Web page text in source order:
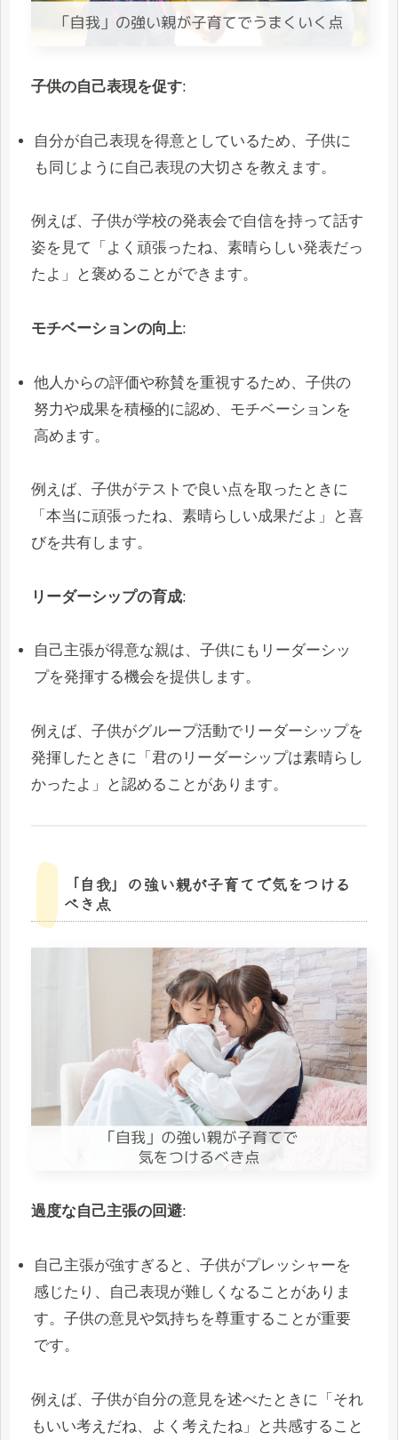
子供の自己表現を促す:
自分が自己表現を得意としているため、子供に
も同じように自己表現の大切さを教えます。
例えば、子供が学校の発表会で自信を持って話す
姿を見て「よく頑張ったね、素晴らしい発表だっ
たよ」と褒めることができます。
モチベーションの向上:
他人からの評価や称賛を重視するため、子供の
努力や成果を積極的に認め、モチベーションを
高めます。
例えば、子供がテストで良い点を取ったときに
「本当に頑張ったね、素晴らしい成果だよ」と喜
びを共有します。
リーダーシップの育成:
自己主張が得意な親は、子供にもリーダーシッ
プを発揮する機会を提供します。
例えば、子供がグループ活動でリーダーシップを
発揮したときに「君のリーダーシップは素晴らし
かったよ」と認めることがあります。
「自我」の強い親が子育てで気をつける
べき点
過度な自己主張の回避:
自己主張が強すぎると、子供がプレッシャーを
感じたり、自己表現が難しくなることがありま
す。子供の意見や気持ちを尊重することが重要
です。
例えば、子供が自分の意見を述べたときに「それ
もいい考えだね、よく考えたね」と共感すること